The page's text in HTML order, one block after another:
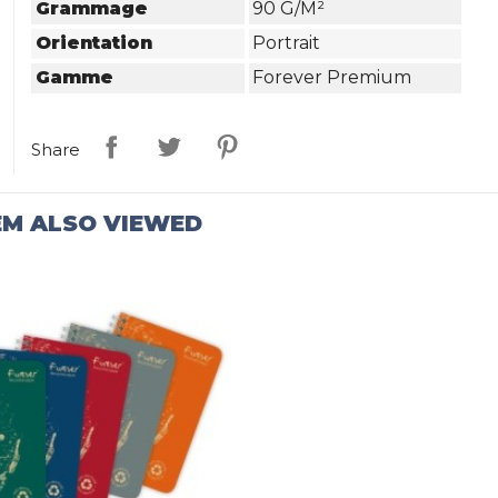
Grammage
90 G/m²
Orientation
Portrait
Gamme
Forever Premium
Share
ALSO VIEWED